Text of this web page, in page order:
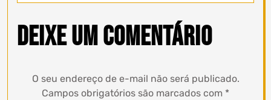
Deixe um comentário
O seu endereço de e-mail não será publicado.
Campos obrigatórios são marcados com *